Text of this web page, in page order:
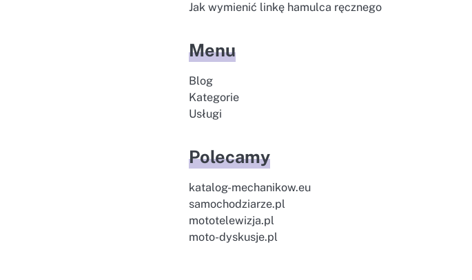
Jak wymienić linkę hamulca ręcznego
Menu
Blog
Kategorie
Usługi
Polecamy
katalog-mechanikow.eu
samochodziarze.pl
mototelewizja.pl
moto-dyskusje.pl